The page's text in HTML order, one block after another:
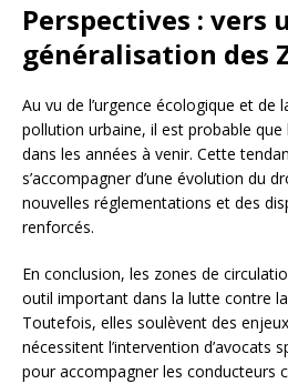
Perspectives : vers
généralisation des
Au vu de l’urgence écologique et de
pollution urbaine, il est probable que
dans les années à venir. Cette
s’accompagner d’une évolution du
nouvelles réglementations et des
renforcés.
En conclusion, les zones de
outil important dans la lutte contre
Toutefois, elles soulèvent des
nécessitent l’intervention d’avocats
pour accompagner les conducteurs